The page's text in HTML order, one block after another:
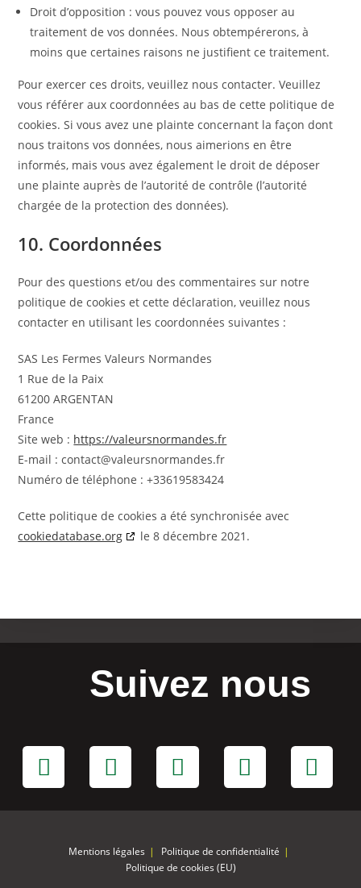
Droit d’opposition : vous pouvez vous opposer au
traitement de vos données. Nous obtempérerons, à
moins que certaines raisons ne justifient ce traitement.
Pour exercer ces droits, veuillez nous contacter. Veuillez
vous référer aux coordonnées au bas de cette politique de
cookies. Si vous avez une plainte concernant la façon dont
nous traitons vos données, nous aimerions en être
informés, mais vous avez également le droit de déposer
une plainte auprès de l’autorité de contrôle (l’autorité
chargée de la protection des données).
10. Coordonnées
Pour des questions et/ou des commentaires sur notre
politique de cookies et cette déclaration, veuillez nous
contacter en utilisant les coordonnées suivantes :
SAS Les Fermes Valeurs Normandes
1 Rue de la Paix
61200 ARGENTAN
France
Site web : https://valeursnormandes.fr
E-mail :contact@valeursnormandes.fr
Numéro de téléphone : +33619583424
Cette politique de cookies a été synchronisée avec
cookiedatabase.org
le 8 décembre 2021.
Suivez nous
Mentions légales
Politique de confidentialité
Politique de cookies (EU)